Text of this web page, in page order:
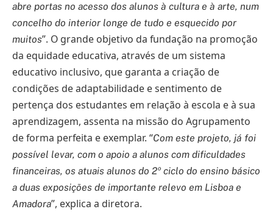
abre portas no acesso dos alunos à cultura e à arte, num
concelho do interior longe de tudo e esquecido por
muitos”. O grande objetivo da fundação na promoção
da equidade educativa, através de um sistema
educativo inclusivo, que garanta a criação de
condições de adaptabilidade e sentimento de
pertença dos estudantes em relação à escola e à sua
aprendizagem, assenta na missão do Agrupamento
de forma perfeita e exemplar. “Com este projeto, já foi
possível levar, com o apoio a alunos com dificuldades
financeiras, os atuais alunos do 2º ciclo do ensino básico
a duas exposições de importante relevo em Lisboa e
Amadora”, explica a diretora.